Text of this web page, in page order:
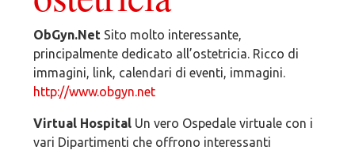
ObGyn.NetSito molto interessante,
principalmente dedicato all’ostetricia. Ricco di
immagini, link, calendari di eventi, immagini.
http://www.obgyn.net
Virtual HospitalUn vero Ospedale virtuale con i
vari Dipartimenti che offrono interessanti